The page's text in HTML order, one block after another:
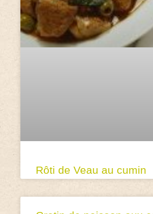
Rôti de Veau au cumin